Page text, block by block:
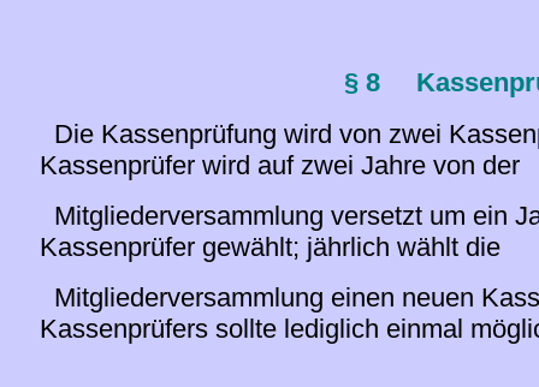
§ 8
Die Kassenprüfung wird von zwei
Kassenprüfer wird auf zwei Jahre von der
Mitgliederversammlung versetzt um ein
Kassenprüfer gewählt; jährlich wählt die
Mitgliederversammlung einen neuen
Kassenprüfers sollte lediglich einmal